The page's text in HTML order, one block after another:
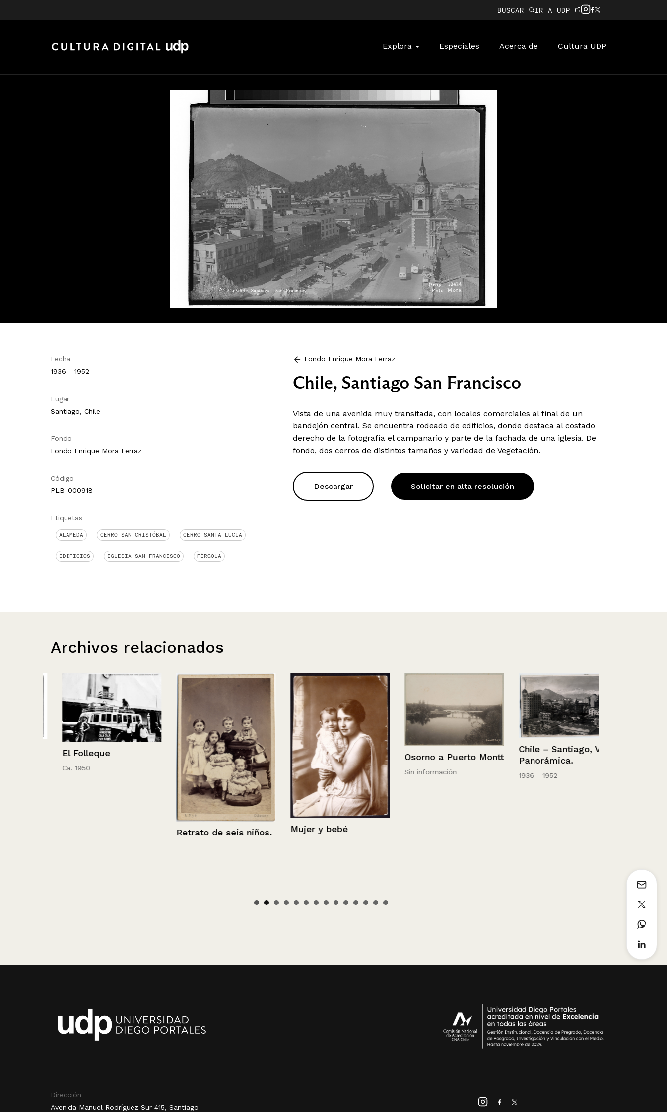
BUSCAR IR A UDP
Explora Especiales Acerca de Cultura UDP
Fecha
1936 - 1952
Lugar
Santiago, Chile
Fondo
Fondo Enrique Mora Ferraz
Código
PLB-000918
Etiquetas
ALAMEDA CERRO SAN CRISTÓBAL CERRO SANTA LUCIA
EDIFICIOS IGLESIA SAN FRANCISCO PÉRGOLA
Fondo Enrique Mora Ferraz
Chile, Santiago San Francisco
Vista de una avenida muy transitada, con locales comerciales al final de un
bandejón central. Se encuentra rodeado de edificios, donde destaca al costado
derecho de la fotografía el campanario y parte de la fachada de una iglesia. De
fondo, dos cerros de distintos tamaños y variedad de Vegetación.
Descargar Solicitar en alta resolución
Archivos relacionados
El Folleque
Ca. 1950
Retrato de seis niños. Mujer y bebé
Osorno a Puerto Montt
Sin información
Chile – Santiago, Vista
Panorámica.
1936 - 1952
Dirección
Avenida Manuel Rodríguez Sur 415, Santiago